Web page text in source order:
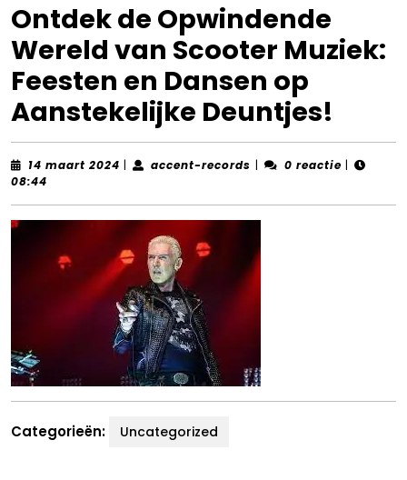
Ontdek de Opwindende
Wereld van Scooter Muziek:
Feesten en Dansen op
Aanstekelijke Deuntjes!
14 maart 2024 14| accent-records accent-
| 0 reactie |
08:44
Categorieën: Uncategorized